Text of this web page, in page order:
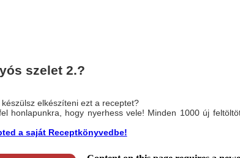
szelet 2.?
elkészíteni ezt a receptet?
honlapunkra, hogy nyerhess vele! Minden 1000 új
a saját Receptkönyvedbe!